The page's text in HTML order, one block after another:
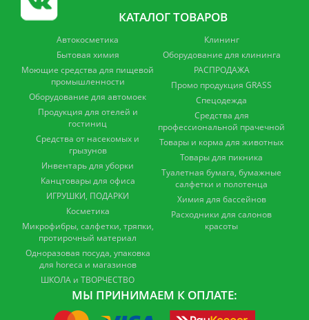
КАТАЛОГ ТОВАРОВ
Автокосметика
Бытовая химия
Моющие средства для пищевой
промышленности
Оборудование для автомоек
Продукция для отелей и
гостиниц
Средства от насекомых и
грызунов
Инвентарь для уборки
Канцтовары для офиса
ИГРУШКИ, ПОДАРКИ
Косметика
Микрофибры, салфетки, тряпки,
протирочный материал
Одноразовая посуда, упаковка
для horeca и магазинов
ШКОЛА и ТВОРЧЕСТВО
Клининг
Оборудование для клининга
РАСПРОДАЖА
Промо продукция GRASS
Спецодежда
Средства для
профессиональной прачечной
Товары и корма для животных
Товары для пикника
Туалетная бумага, бумажные
салфетки и полотенца
Химия для бассейнов
Расходники для салонов
красоты
МЫ ПРИНИМАЕМ К ОПЛАТЕ: